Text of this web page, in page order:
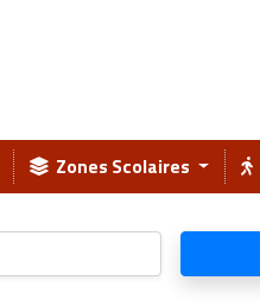
Zones Scolaires